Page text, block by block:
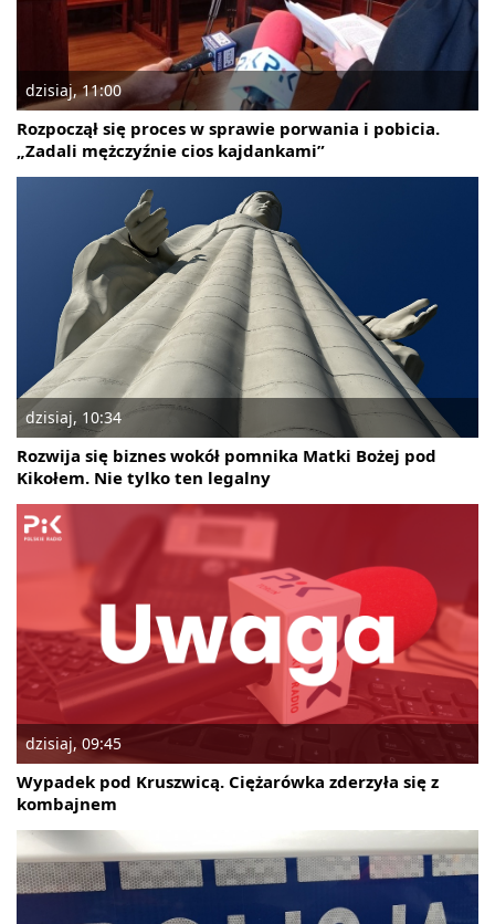
dzisiaj, 11:00
Rozpoczął się proces w sprawie porwania i pobicia.
„Zadali mężczyźnie cios kajdankami”
dzisiaj, 10:34
Rozwija się biznes wokół pomnika Matki Bożej pod
Kikołem. Nie tylko ten legalny
dzisiaj, 09:45
Wypadek pod Kruszwicą. Ciężarówka zderzyła się z
kombajnem